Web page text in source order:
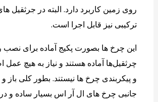
روی زمین کاربرد دارد. البته در جرثقیل
ترکیبی نیز قابل اجرا است.
این چرخ ها بصورت پکیج آماده برای نصب
چرثقیل‌ها آماده هستند و نیاز به هیچ
و پیکربندی چرخ ها نیستند. بطور کلی
جانبی چرخ های ال آر اس بسیار ساده و